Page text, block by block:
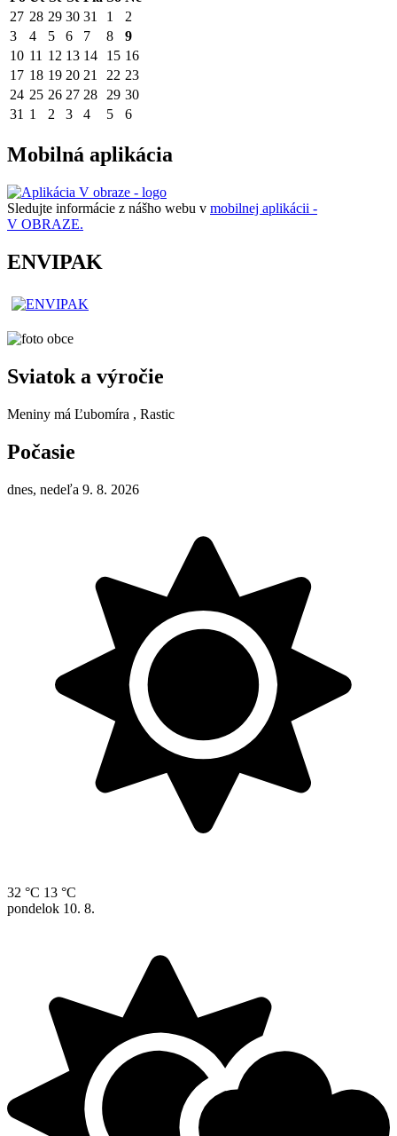
27 28 29 30 31 1
2
3
4 5 6 7 8
9
10 11 12 13 14 15 16
17 18 19 20 21 22 23
24 25 26 27 28 29 30
31 1 2 3 4 5 6
Mobilná aplikácia
Sledujte informácie z nášho webu v mobilnej aplikácii -
V OBRAZE.
ENVIPAK
Sviatok a výročie
Meniny má Ľubomíra , Rastic
Počasie
dnes, nedeľa 9. 8. 2026
32 °C 13 °C
pondelok 10. 8.